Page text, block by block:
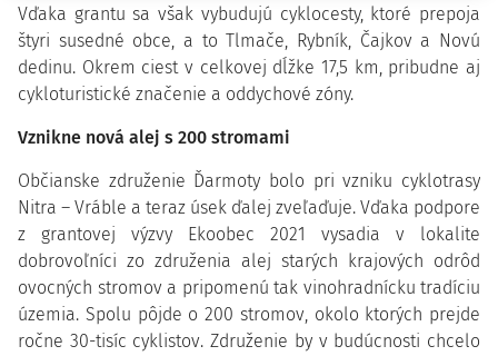
Vďaka grantu sa však vybudujú cyklocesty, ktoré prepoja
štyri susedné obce, a to Tlmače, Rybník, Čajkov a Novú
dedinu. Okrem ciest v celkovej dĺžke 17,5 km, pribudne aj
cykloturistické značenie a oddychové zóny.
Vznikne nová alej s 200 stromami
Občianske združenie Ďarmoty bolo pri vzniku cyklotrasy
Nitra – Vráble a teraz úsek ďalej zveľaďuje. Vďaka podpore
z grantovej výzvy Ekoobec 2021 vysadia v lokalite
dobrovoľníci zo združenia alej starých krajových odrôd
ovocných stromov a pripomenú tak vinohradnícku tradíciu
územia. Spolu pôjde o 200 stromov, okolo ktorých prejde
ročne 30-tisíc cyklistov. Združenie by v budúcnosti chcelo